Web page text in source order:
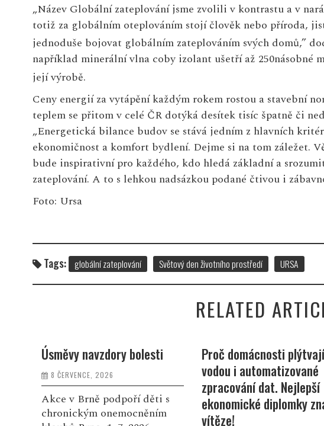
„Název Globální zateplování jsme zvolili v kontrastu a v
totiž za globálním oteplováním stojí člověk nebo příroda,
jednoduše bojovat globálním zateplováním svých domů,”
například minerální vlna coby izolant ušetří až 250násobné
její výrobě.
Ceny energií za vytápění každým rokem rostou a stavební
teplem se přitom v celé ČR dotýká desítek tisíc špatně či
„Energetická bilance budov se stává jedním z hlavních
ekonomičnost a komfort bydlení. Dejme si na tom záležet.
bude inspirativní pro každého, kdo hledá základní a
zateplování. A to s lehkou nadsázkou podané čtivou i
Foto: Ursa
Tags: globální zateplování Světový den životního prostředí URSA
RELATED
Proč domácnosti plýtvají
vodou i automatizované
zpracování dat. Nejlepší
ekonomické diplomky znají
vítěze!
Pomozme rodině, která
přišla o maminku a
6 LISTOPADU, 2025
Sára celý život rozdávala